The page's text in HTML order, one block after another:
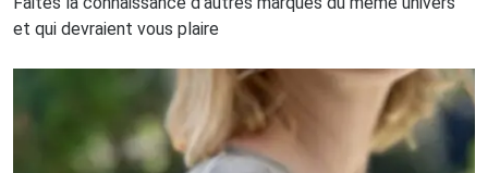
et qui devraient vous plaire